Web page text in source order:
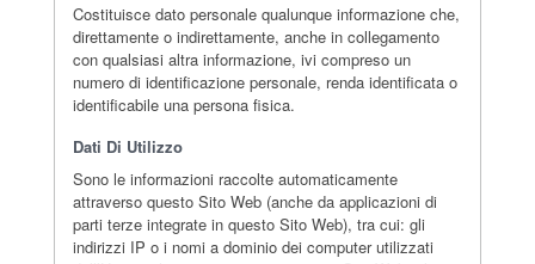
Costituisce dato personale qualunque informazione che,
direttamente o indirettamente, anche in collegamento
con qualsiasi altra informazione, ivi compreso un
numero di identificazione personale, renda identificata o
identificabile una persona fisica.
Dati Di Utilizzo
Sono le informazioni raccolte automaticamente
attraverso questo Sito Web (anche da applicazioni di
parti terze integrate in questo Sito Web), tra cui: gli
indirizzi IP o i nomi a dominio dei computer utilizzati